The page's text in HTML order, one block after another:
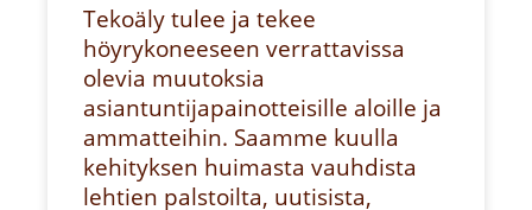
Tekoäly tulee ja tekee
höyrykoneeseen verrattavissa
olevia muutoksia
asiantuntijapainotteisille aloille ja
ammatteihin. Saamme kuulla
kehityksen huimasta vauhdista
lehtien palstoilta, uutisista,